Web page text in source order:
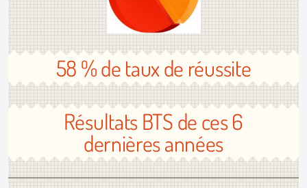
58 % de taux de réussite
Résultats BTS de ces 6
dernières années